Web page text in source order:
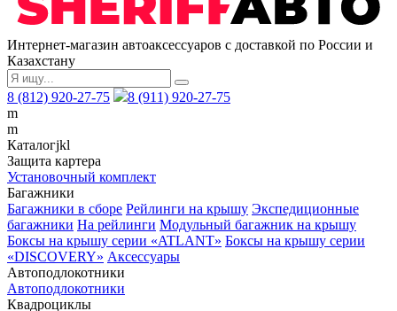
Интернет-магазин автоаксессуаров с доставкой по России и
Казахстану
8 (812) 920-27-75
8 (911) 920-27-75
m
m
Каталогjkl
Защита картера
Установочный комплект
Багажники
Багажники в сборе Рейлинги на крышу Экспедиционные
багажники На рейлинги Модульный багажник на крышу
Боксы на крышу серии «ATLANT» Боксы на крышу серии
«DISCOVERY» Аксессуары
Автоподлокотники
Автоподлокотники
Квадроциклы